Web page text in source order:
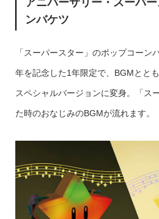
ンバケツ
「スーパースター」のポップコーン
年を記念した1年限定で、BGMとと
スペシャルバージョンに変身。「ス
た時のおなじみのBGMが流れます。